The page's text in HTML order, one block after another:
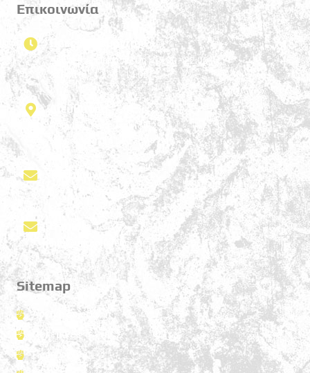
Επικοινωνία
Ώρες λειτουργίας
Δευτέρα - Παρασκευή , 17:00 - 22:00
Σάββατο , 12:30 - 14:00
Διεύθυνση
Ηρώων Σκοπευτηρίου 25
Καισαριανή 161 21
Τηλέφωνο
697 818 4313
info@urbandefence.gr
Sitemap
Αρχική σελίδα
Πολεμικές τέχνες
Προπονητές